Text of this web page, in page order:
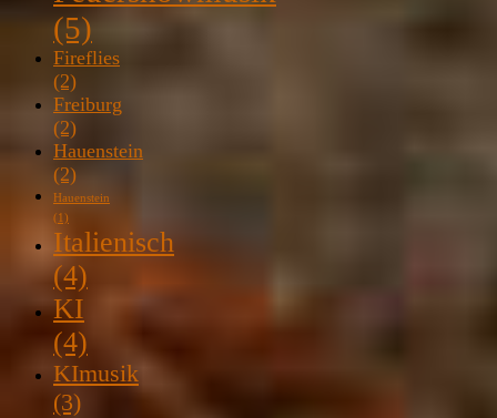
(5)
Fireflies
(2)
Freiburg
(2)
Hauenstein
(2)
Hauenstein
(1)
Italienisch
(4)
KI
(4)
KImusik
(3)